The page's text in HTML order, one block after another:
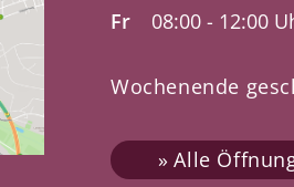
Fr
08:00 - 12:00
Wochenende
Alle